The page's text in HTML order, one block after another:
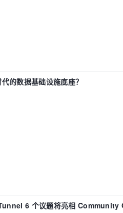
的数据基础设施底座？
6 个议题将亮相 Community